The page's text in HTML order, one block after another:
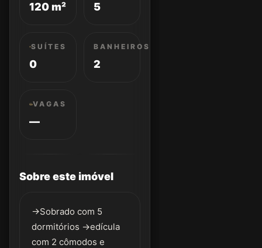
120 m² 5
SUÍTES
0
BANHEIROS
2
VAGAS
—
Sobre este imóvel
->Sobrado com 5
dormitórios ->edícula
com 2 cômodos e